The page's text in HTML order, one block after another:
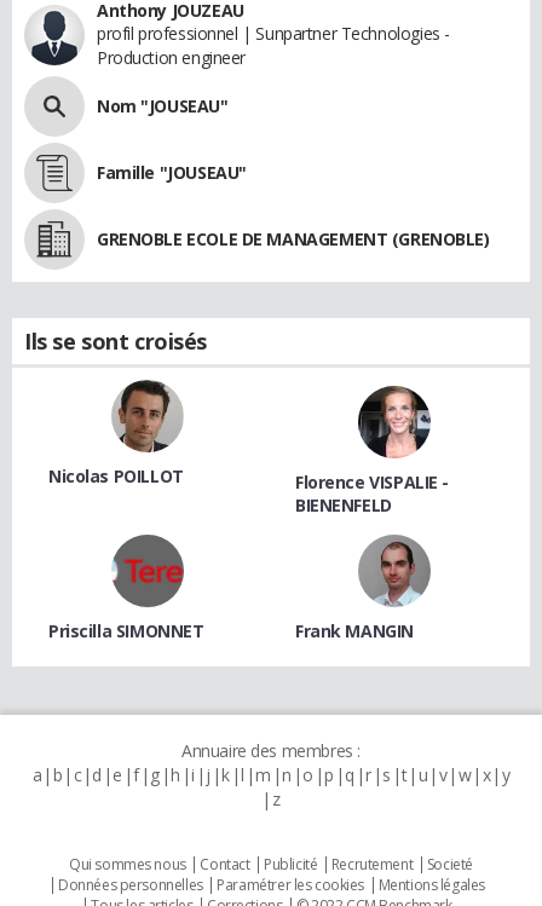
Anthony JOUZEAU
profil professionnel | Sunpartner Technologies -
Production engineer
Nom "JOUSEAU"
Famille "JOUSEAU"
GRENOBLE ECOLE DE MANAGEMENT (GRENOBLE)
Ils se sont croisés
Nicolas POILLOT
Florence VISPALIE -
BIENENFELD
Priscilla SIMONNET Frank MANGIN
Annuaire des membres :
a b c d e f g h i j k l m n o p q r s t u v w x y
z
Qui sommes nous Contact Publicité Recrutement
Societé
Données personnelles
Paramétrer les cookies
Mentions légales